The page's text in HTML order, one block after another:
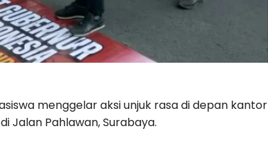
menggelar aksi unjuk rasa di depan kantor
Jalan Pahlawan, Surabaya.